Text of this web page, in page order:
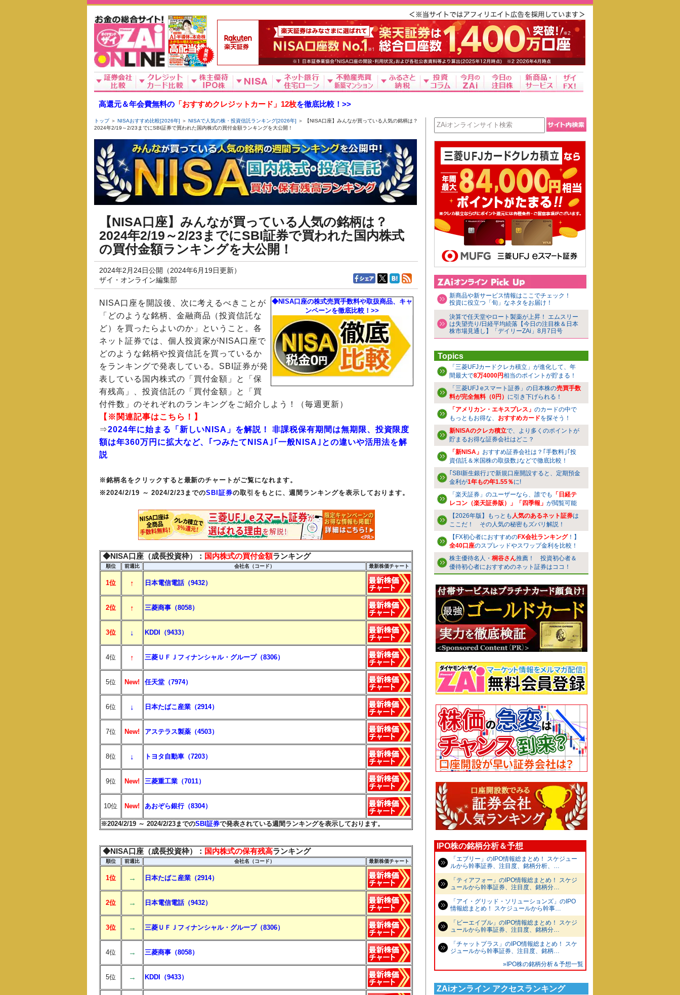
高還元＆年会費無料の 「おすすめクレジットカード」12枚を徹底比較！>>
トップ＞ NISAおすすめ比較[2026年] ＞ NISAで人気の株・投資信託ランキング[2026年] ＞ 【NISA口座】みんなが買っている人気の銘柄は？
2024年2/19～2/23までにSBI証券で買われた国内株式の買付金額ランキングを大公開！
【NISA口座】みんなが買っている人気の銘柄は？
2024年2/19～2/23までにSBI証券で買われた国内株式
の買付金額ランキングを大公開！
2024年2月24日公開（2024年6月19日更新）
ザイ・オンライン編集部
◆NISA口座の株式売買手数料や取扱商品、キャ
ンペーンを徹底比較！>>
NISA口座を開設後、次に考えるべきことが
「どのような銘柄、金融商品（投資信託な
ど）を買ったらよいのか」ということ。各
ネット証券では、個人投資家がNISA口座で
どのような銘柄や投資信託を買っているか
をランキングで発表している。SBI証券が発
表している国内株式の「買付金額」と「保
有残高」、投資信託の「買付金額」と「買
付件数」のそれぞれのランキングをご紹介しよう！（毎週更新）
【※関連記事はこちら！】
⇒2024年に始まる「新しいNISA」を解説！ 非課税保有期間は無期限、投資限度
額は年360万円に拡大など、｢つみたてNISA｣｢一般NISA｣との違いや活用法を解
説
※銘柄名をクリックすると最新のチャートがご覧になれます。
※2024/2/19 ～ 2024/2/23までのSBI証券の取引をもとに、週間ランキングを表示しております。
◆NISA口座（成長投資枠）： 国内株式の買付金額ランキング
順位 前週比 会社名（コード） 最新株価チャート
1位 ↑ 日本電信電話（9432）
2位 ↑ 三菱商事（8058）
3位 ↓ KDDI（9433）
4位 ↑ 三菱ＵＦＪフィナンシャル・グループ（8306）
5位 New! 任天堂（7974）
6位 ↓ 日本たばこ産業（2914）
7位 New! アステラス製薬（4503）
8位 ↓ トヨタ自動車（7203）
9位 New! 三菱重工業（7011）
10位 New! あおぞら銀行（8304）
※2024/2/19 ～ 2024/2/23までのSBI証券で発表されている週間ランキングを表示しております。
◆NISA口座（成長投資枠）： 国内株式の保有残高ランキング
順位 前週比 会社名（コード） 最新株価チャート
1位 → 日本たばこ産業（2914）
2位 → 日本電信電話（9432）
3位 → 三菱ＵＦＪフィナンシャル・グループ（8306）
4位 → 三菱商事（8058）
5位 → KDDI（9433）
新商品や新サービス情報はここでチェック！
投資に役立つ「旬」なネタをお届け！
決算で任天堂やロート製薬が上昇！ エムスリー
は失望売り/日経平均続落【今日の注目株＆日本
株市場見通し】「デイリーZAi」8月7日号
Topics
「三菱UFJカードクレカ積立」が進化して、年
間最大で8万4000円相当のポイントが貯まる！
「三菱UFJ eスマート証券」の日本株の売買手数
料が完全無料（0円） に引き下げられる！
「アメリカン・エキスプレス」 のカードの中で
もっともお得な、 おすすめカードを探そう！
新NISAのクレカ積立で、より多くのポイントが
貯まるお得な証券会社はどこ？
「新NISA」 おすすめ証券会社は？｢手数料｣｢投
資信託＆米国株の取扱数｣などで徹底比較！
｢SBI新生銀行｣で新規口座開設すると、定期預金
金利が1年もの年1.55％に!
「楽天証券」のユーザーなら、誰でも
「日経テ
レコン（楽天証券版）」「四季報」 が閲覧可能
【2026年版】もっとも 人気のあるネット証券は
ここだ！ その人気の秘密もズバリ解説！
【FX初心者におすすめのFX会社ランキング！】
全40口座のスプレッドやスワップ金利を比較！
株主優待名人・ 桐谷さん推薦！ 投資初心者＆
優待初心者におすすめのネット証券はココ！
IPO株の銘柄分析＆予想
「エブリー」のIPO情報総まとめ！ スケジュー
ルから幹事証券、注目度、銘柄分析、…
「ティアフォー」のIPO情報総まとめ！ スケジ
ュールから幹事証券、注目度、銘柄分…
「アイ・グリッド・ソリューションズ」のIPO
情報総まとめ！ スケジュールから幹事…
「ビーエイブル」のIPO情報総まとめ！ スケジ
ュールから幹事証券、注目度、銘柄分…
「チャットプラス」のIPO情報総まとめ！ スケ
ジュールから幹事証券、注目度、銘柄…
»IPO株の銘柄分析＆予想一覧
ZAiオンライン アクセスランキング